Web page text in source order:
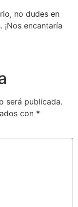
no dudes en
encantaría
será publicada.
con *